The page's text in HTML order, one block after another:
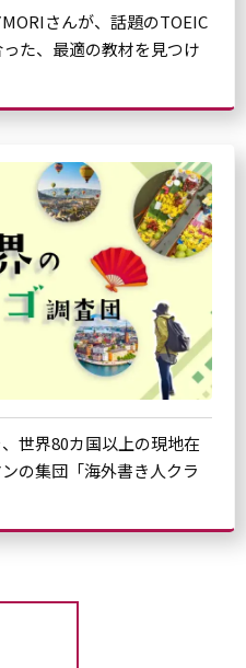
さんが、話題のTOEIC
た、最適の教材を見つけ
世界80カ国以上の現地在
の集団「海外書き人クラ